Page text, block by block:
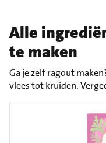
Alle
te maken
Ga je zelf ragout
vlees tot kruiden.